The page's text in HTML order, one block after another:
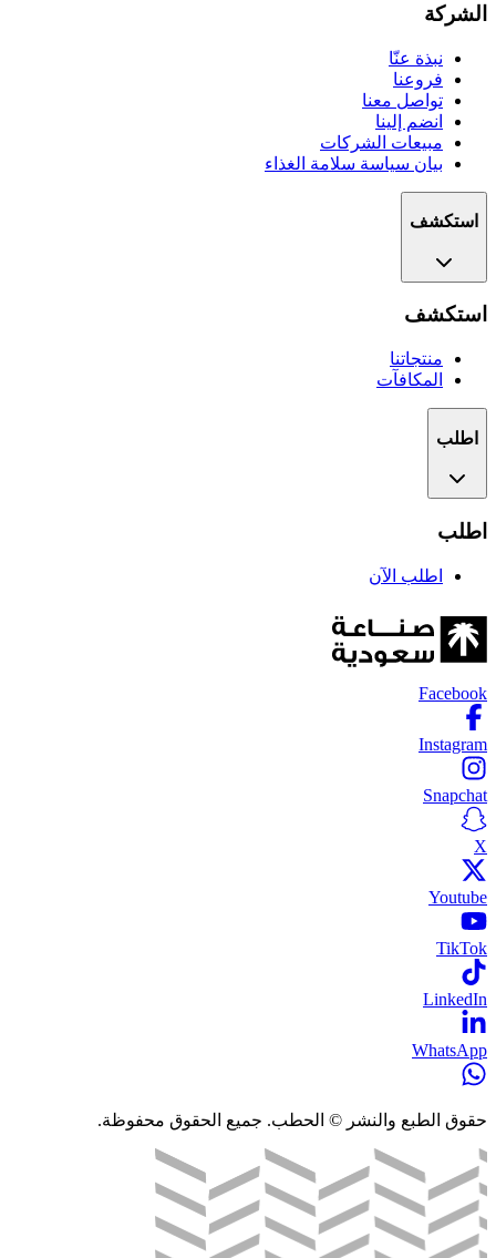
الشركة
نبذة عنّا
فروعنا
تواصل معنا
انضم إلينا
مبيعات الشركات
بيان سياسة سلامة الغذاء
استكشف
استكشف
منتجاتنا
المكافآت
اطلب
اطلب
اطلب الآن
Facebook
Instagram
Snapchat
X
Youtube
TikTok
LinkedIn
WhatsApp
حقوق الطبع والنشر © الحطب. جميع الحقوق محفوظة.